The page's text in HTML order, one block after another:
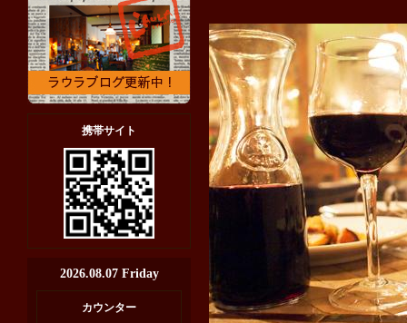
携帯サイト
2026.08.07 Friday
カウンター